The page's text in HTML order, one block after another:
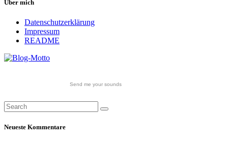
Über mich
Datenschutzerklärung
Impressum
README
Send me your sounds
Neueste Kommentare